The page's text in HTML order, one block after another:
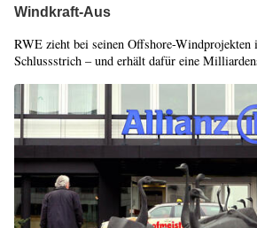
Windkraft-Aus
RWE zieht bei seinen Offshore-Windprojekten
Schlussstrich – und erhält dafür eine